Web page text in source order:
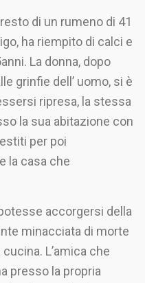
di un rumeno di 41
ha riempito di calci e
La donna, dopo
grinfie dell’ uomo, si è
ripresa, la stessa
la sua abitazione con
per poi
la casa che
accorgersi della
minacciata di morte
L’amica che
presso la propria